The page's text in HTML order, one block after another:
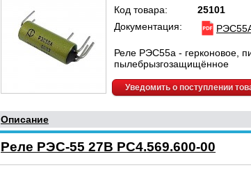
Код товара:
25101
Документация:
Реле РЭС55а - герконовое,
пылебрызгозащищённое
Уведомить о поступлении
Описание
Реле РЭС-55 27В РС4.569.600-00